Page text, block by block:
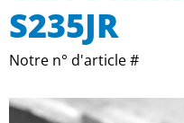
S235JR
Notre n° d'article #